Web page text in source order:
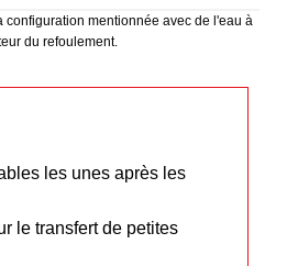
mentionnée avec de l'eau à
du refoulement.
les unes après les
le transfert de petites